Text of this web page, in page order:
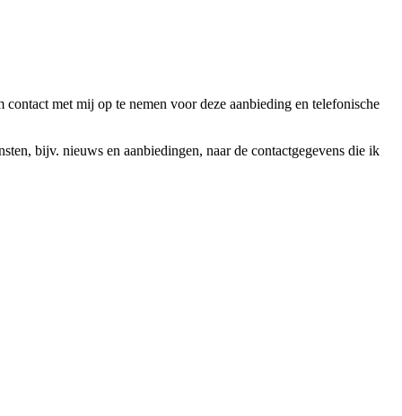
met mij op te nemen voor deze aanbieding en telefonische
bijv. nieuws en aanbiedingen, naar de contactgegevens die ik